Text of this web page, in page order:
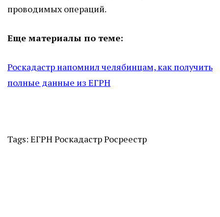
проводимых операций.
Еще материалы по теме:
Роскадастр напомнил челябинцам, как получить
полные данные из ЕГРН
Tags: ЕГРНРоскадастрРосреестр